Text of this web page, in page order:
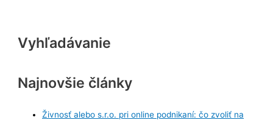
Vyhľadávanie
Najnovšie články
Živnosť alebo s.r.o. pri online podnikaní: čo zvoliť na